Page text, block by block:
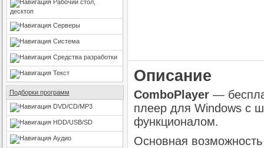
Рабочий стол,
десктоп
Серверы
Система
Средства разработки
Текст
Подборки программ
DVD/CD/MP3
HDD/USB/SD
Аудио
Описание
ComboPlayer—
плеер для Windows с
функционалом.
Основная